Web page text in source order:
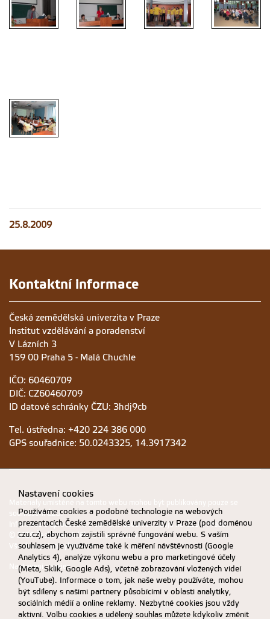
25.8.2009
Kontaktní informace
Česká zemědělská univerzita v Praze
Institut vzdělávání a poradenství
V Lázních 3
159 00 Praha 5 - Malá Chuchle
IČO: 60460709
DIČ: CZ60460709
ID datové schránky ČZU: 3hdj9cb
Tel. ústředna: +420 224 386 000
GPS souřadnice: 50.0243325, 14.3917342
souhlasem ČZU.
Informace o zpracování a ochraně osobních údajů na ČZU v Praze.
© 2026 Česká zemědělská univerzita v Praze
Všechna práva vyhrazena
Nastavení cookies
Nastavení cookies
Používáme cookies a podobné technologie na webových
prezentacích České zemědělské univerzity v Praze (pod doménou
czu.cz), abychom zajistili správné fungování webu. S vaším
souhlasem je využíváme také k měření návštěvnosti (Google
Analytics 4), analýze výkonu webu a pro marketingové účely
(Meta, Sklik, Google Ads), včetně zobrazování vložených videí
(YouTube). Informace o tom, jak naše weby používáte, mohou
být sdíleny s našimi partnery působícími v oblasti analytiky,
sociálních médií a online reklamy. Nezbytné cookies jsou vždy
aktivní. Volbu cookies a udělený souhlas můžete kdykoliv změnit